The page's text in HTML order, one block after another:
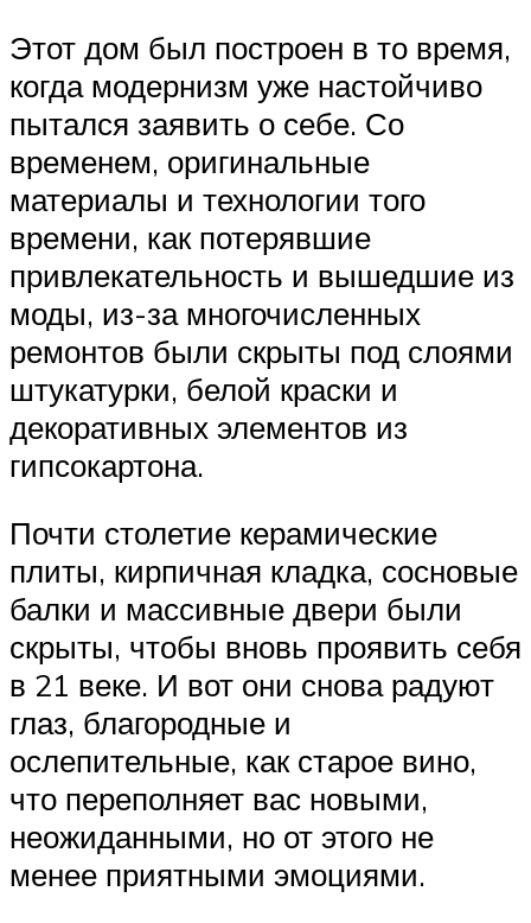
Этот дом был построен в то время,
когда модернизм уже настойчиво
пытался заявить о себе. Со
временем, оригинальные
материалы и технологии того
времени, как потерявшие
привлекательность и вышедшие из
моды, из-за многочисленных
ремонтов были скрыты под слоями
штукатурки, белой краски и
декоративных элементов из
гипсокартона.
Почти столетие керамические
плиты, кирпичная кладка, сосновые
балки и массивные двери были
скрыты, чтобы вновь проявить себя
в 21 веке. И вот они снова радуют
глаз, благородные и
ослепительные, как старое вино,
что переполняет вас новыми,
неожиданными, но от этого не
менее приятными эмоциями.